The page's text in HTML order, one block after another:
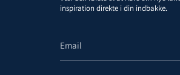
inspiration direkte i din indbakke.